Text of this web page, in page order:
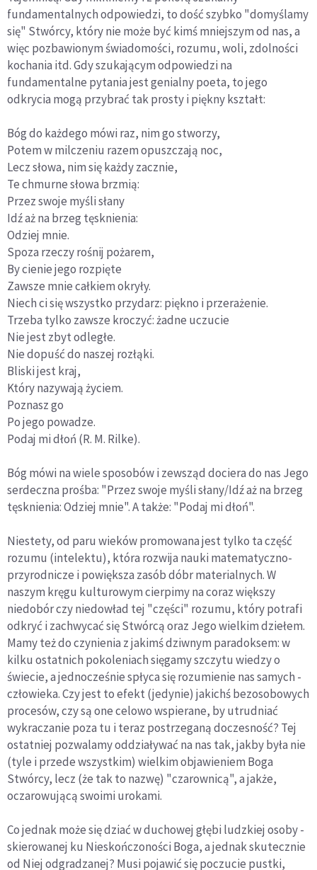
fundamentalnych odpowiedzi, to dość szybko "domyślamy
się" Stwórcy, który nie może być kimś mniejszym od nas, a
więc pozbawionym świadomości, rozumu, woli, zdolności
kochania itd. Gdy szukającym odpowiedzi na
fundamentalne pytania jest genialny poeta, to jego
odkrycia mogą przybrać tak prosty i piękny kształt:
Bóg do każdego mówi raz, nim go stworzy,
Potem w milczeniu razem opuszczają noc,
Lecz słowa, nim się każdy zacznie,
Te chmurne słowa brzmią:
Przez swoje myśli słany
Idź aż na brzeg tęsknienia:
Odziej mnie.
Spoza rzeczy rośnij pożarem,
By cienie jego rozpięte
Zawsze mnie całkiem okryły.
Niech ci się wszystko przydarz: piękno i przerażenie.
Trzeba tylko zawsze kroczyć: żadne uczucie
Nie jest zbyt odległe.
Nie dopuść do naszej rozłąki.
Bliski jest kraj,
Który nazywają życiem.
Poznasz go
Po jego powadze.
Podaj mi dłoń (R. M. Rilke).
Bóg mówi na wiele sposobów i zewsząd dociera do nas Jego
serdeczna prośba: "Przez swoje myśli słany/Idź aż na brzeg
tęsknienia: Odziej mnie". A także: "Podaj mi dłoń".
Niestety, od paru wieków promowana jest tylko ta część
rozumu (intelektu), która rozwija nauki matematyczno-
przyrodnicze i powiększa zasób dóbr materialnych. W
naszym kręgu kulturowym cierpimy na coraz większy
niedobór czy niedowład tej "części" rozumu, który potrafi
odkryć i zachwycać się Stwórcą oraz Jego wielkim dziełem.
Mamy też do czynienia z jakimś dziwnym paradoksem: w
kilku ostatnich pokoleniach sięgamy szczytu wiedzy o
świecie, a jednocześnie spłyca się rozumienie nas samych -
człowieka. Czy jest to efekt (jedynie) jakichś bezosobowych
procesów, czy są one celowo wspierane, by utrudniać
wykraczanie poza tu i teraz postrzeganą doczesność? Tej
ostatniej pozwalamy oddziaływać na nas tak, jakby była nie
(tyle i przede wszystkim) wielkim objawieniem Boga
Stwórcy, lecz (że tak to nazwę) "czarownicą", a jakże,
oczarowującą swoimi urokami.
Co jednak może się dziać w duchowej głębi ludzkiej osoby -
skierowanej ku Nieskończoności Boga, a jednak skutecznie
od Niej odgradzanej? Musi pojawić się poczucie pustki,